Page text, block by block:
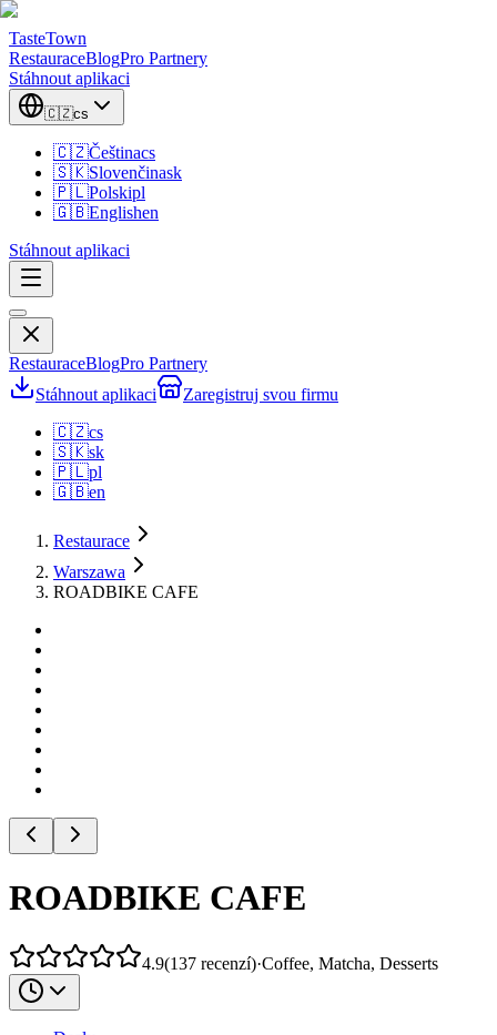
TasteTown
RestauraceBlogPro Partnery
Stáhnout aplikaci
🇨🇿cs
🇨🇿Češtinacs
🇸🇰Slovenčinask
🇵🇱Polskipl
🇬🇧Englishen
Stáhnout aplikaci
RestauraceBlogPro Partnery
Stáhnout aplikaci
Zaregistruj svou firmu
🇨🇿cs
🇸🇰sk
🇵🇱pl
🇬🇧en
Restaurace
Warszawa
ROADBIKE CAFE
ROADBIKE CAFE
4.9(137 recenzí)·Coffee, Matcha, Desserts